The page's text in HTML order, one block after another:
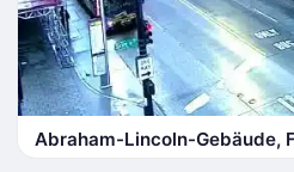
Abraham-Lincoln-Gebäude,